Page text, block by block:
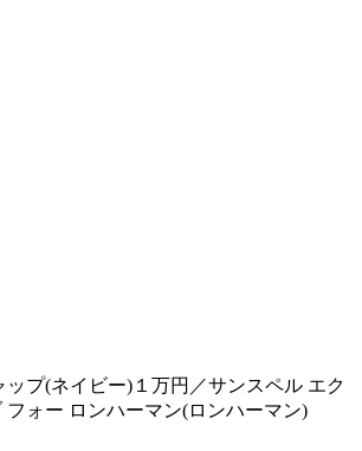
プ(ネイビー)１万円／サンスペル エク
フォー ロンハーマン(ロンハーマン)